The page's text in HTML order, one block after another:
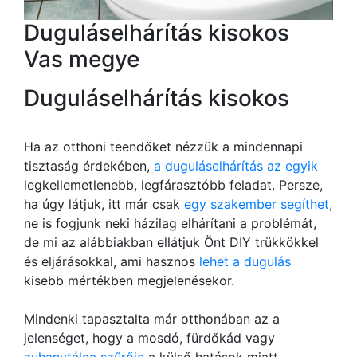
Duguláselhárítás kisokos
Vas megye
Duguláselhárítás kisokos
Ha az otthoni teendőket nézzük a mindennapi
tisztaság érdekében, a duguláselhárítás az egyik
legkellemetlenebb, legfárasztóbb feladat. Persze,
ha úgy látjuk, itt már csak egy szakember segíthet,
ne is fogjunk neki házilag elhárítani a problémát,
de mi az alábbiakban ellátjuk Önt DIY trükkökkel
és eljárásokkal, ami hasznos lehet a dugulás
kisebb mértékben megjelenésekor.
Mindenki tapasztalta már otthonában az a
jelenséget, hogy a mosdó, fürdőkád vagy